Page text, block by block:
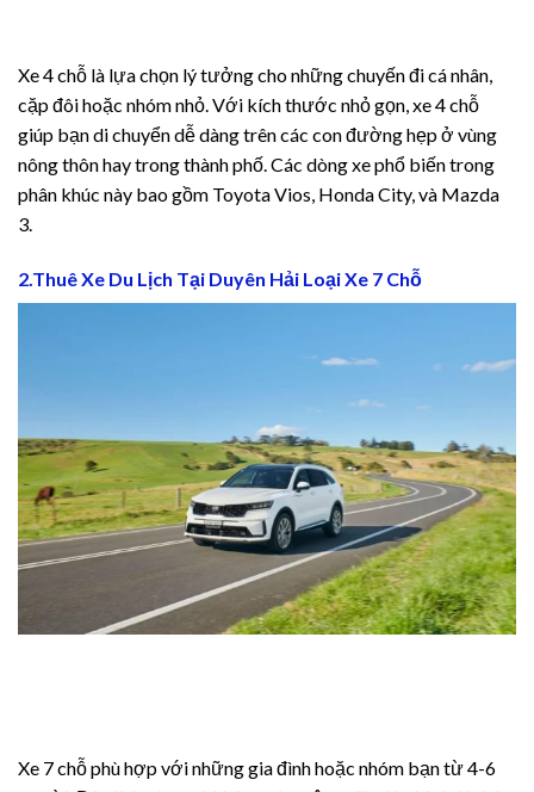
Boost
Boost Ultra
sleep review
review
giriş
Xe 4 chỗ là lựa chọn lý tưởng cho những chuyến đi cá nhân,
cặp đôi hoặc nhóm nhỏ. Với kích thước nhỏ gọn, xe 4 chỗ
giúp bạn di chuyển dễ dàng trên các con đường hẹp ở vùng
nông thôn hay trong thành phố. Các dòng xe phổ biến trong
phân khúc này bao gồm Toyota Vios, Honda City, và Mazda
3.
2.Thuê Xe Du Lịch Tại Duyên Hải Loại Xe 7 Chỗ
Xe 7 chỗ phù hợp với những gia đình hoặc nhóm bạn từ 4-6